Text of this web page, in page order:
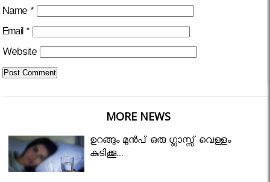
Name *
Email *
Website
MORE NEWS
ഉറങ്ങും മുന്‍പ് ഒരു ഗ്ലാസ്സ് വെള്ളം
കുടിക്കൂ...